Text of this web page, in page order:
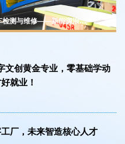
检测与维修——新能源浪潮
车后市场紧缺人才
文创黄金专业，零基础学动
就业！
厂，未来智造核心人才